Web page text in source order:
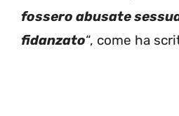
fossero abusate
fidanzato“, come ha